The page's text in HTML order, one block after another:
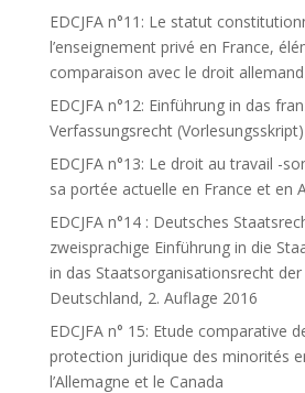
EDCJFA n°11: Le statut
l’enseignement privé en France,
comparaison avec le droit allemand
EDCJFA n°12: Einführung in das
Verfassungsrecht (Vorlesungsskript)
EDCJFA n°13: Le droit au travail -
sa portée actuelle en France et en
EDCJFA n°14 : Deutsches
zweisprachige Einführung in die
in das Staatsorganisationsrecht
Deutschland, 2. Auflage 2016
EDCJFA n° 15: Etude comparative
protection juridique des minorités
l’Allemagne et le Canada